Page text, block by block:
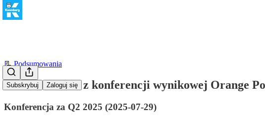
Subskrybuj Zaloguj się
📃 Podsumowania
Podsumowanie z konferencji wynikowej Orange
Konferencja za Q2 2025 (2025-07-29)